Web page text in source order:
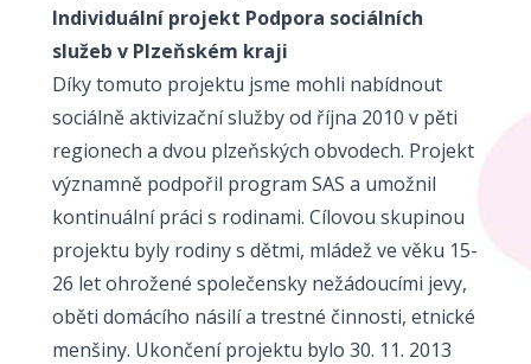
Individuální projekt Podpora sociálních
služeb v Plzeňském kraji
Díky tomuto projektu jsme mohli nabídnout
sociálně aktivizační služby od října 2010 v pěti
regionech a dvou plzeňských obvodech. Projekt
významně podpořil program SAS a umožnil
kontinuální práci s rodinami. Cílovou skupinou
projektu byly rodiny s dětmi, mládež ve věku 15-
26 let ohrožené společensky nežádoucími jevy,
oběti domácího násilí a trestné činnosti, etnické
menšiny. Ukončení projektu bylo 30. 11. 2013